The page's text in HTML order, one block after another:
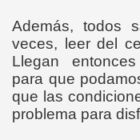
Además, todos
veces, leer del
Llegan
para que
que las
problema para